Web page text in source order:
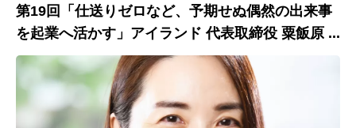
第19回「仕送りゼロなど、予期せぬ偶然の出来事
を起業へ活かす」アイランド 代表取締役 粟飯原 ...